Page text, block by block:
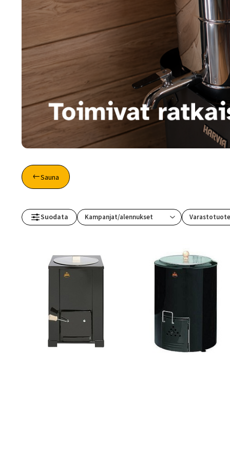
Toimitustavat- ja kulut Tummuneet tai kuivat lauteet?
Sauna
Suodata Varastotuote